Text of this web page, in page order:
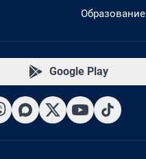
Образование
Google Play